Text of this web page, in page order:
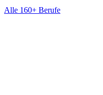
Alle 160+ Berufe